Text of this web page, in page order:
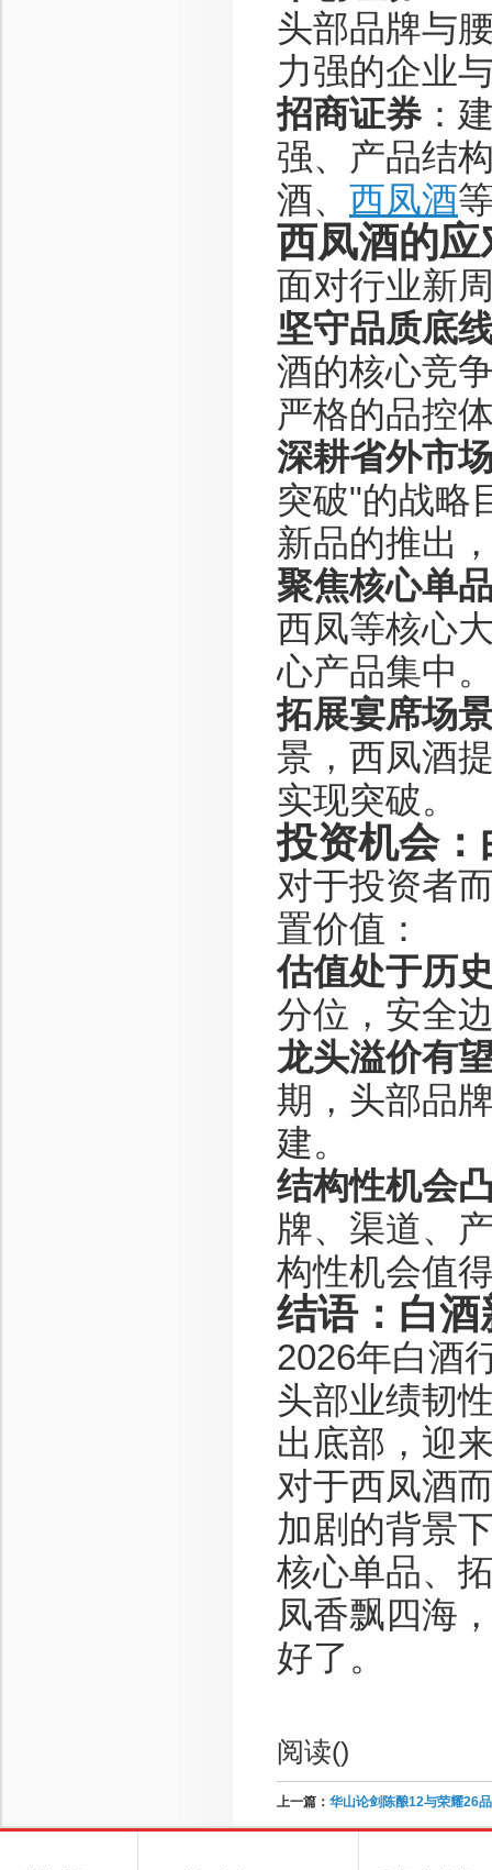
头部品牌与
力强的企业
招商证券：
强、产品结
酒、 西凤酒
西凤酒的
面对行业新
坚守品质底
酒的核心竞
严格的品控
深耕省外市
突破"的战略
新品的推出
聚焦核心单
西凤等核心
心产品集中
拓展宴席场
景，西凤酒
实现突破。
投资机会
对于投资者
置价值：
估值处于历
分位，安全
龙头溢价有
期，头部品
建。
结构性机会
牌、渠道、
构性机会值
结语：白
2026年白酒
头部业绩韧
出底部，迎
对于西凤酒
加剧的背景
核心单品、
凤香飘四海
好了。
阅读()
上一篇： 华山论剑陈酿12与荣耀26